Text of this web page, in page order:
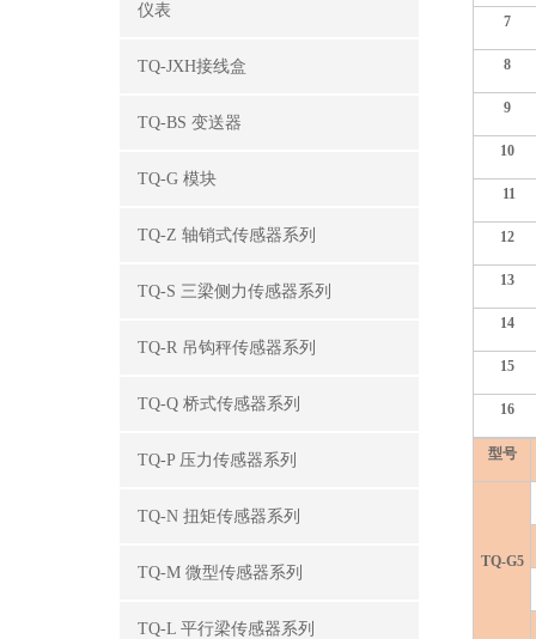
仪表
TQ-JXH接线盒
TQ-BS 变送器
TQ-G 模块
TQ-Z 轴销式传感器系列
TQ-S 三梁侧力传感器系列
TQ-R 吊钩秤传感器系列
TQ-Q 桥式传感器系列
TQ-P 压力传感器系列
TQ-N 扭矩传感器系列
TQ-M 微型传感器系列
TQ-L 平行梁传感器系列
7
8
9
10
11
12
13
14
15
16
型号
TQ-G5